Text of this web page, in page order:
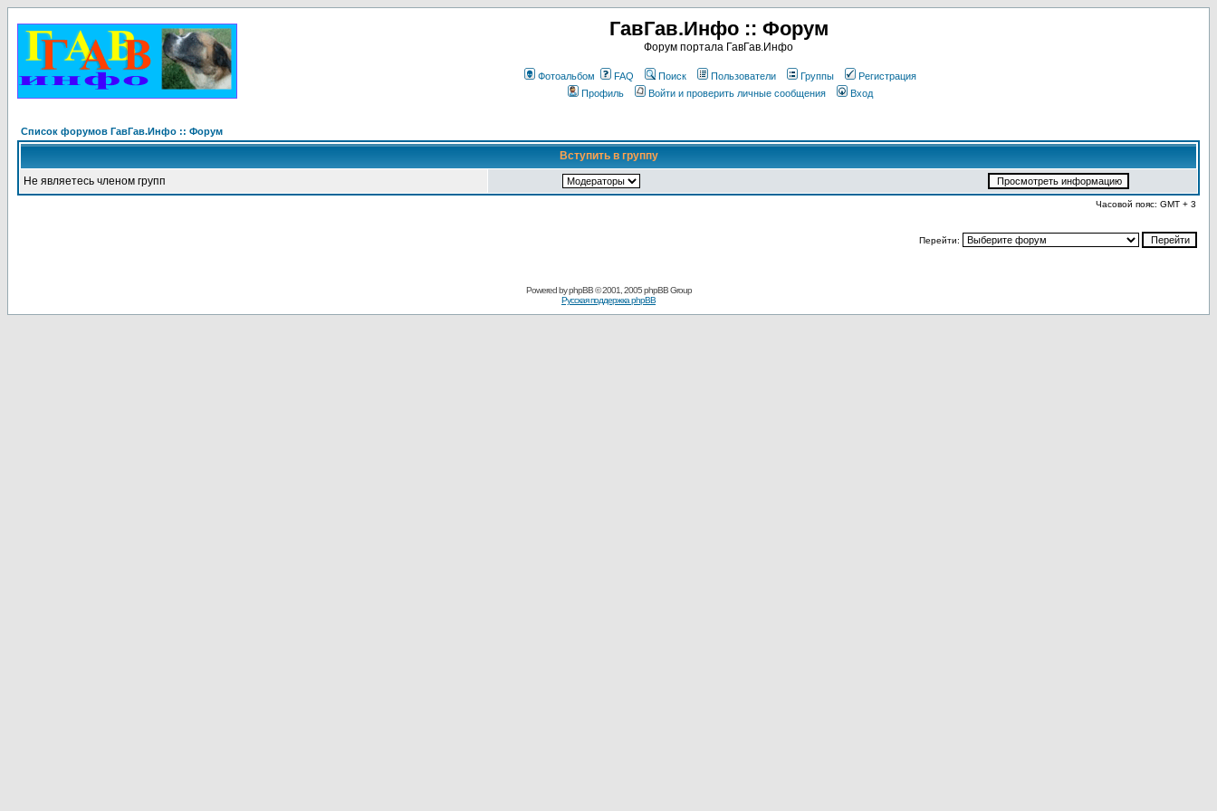
ГавГав.Инфо :: Форум
Форум портала ГавГав.Инфо
Фотоальбом FAQ Поиск Пользователи Группы
Регистрация
Профиль
Войти и проверить личные сообщения Вход
Список форумов ГавГав.Инфо :: Форум
Вступить в группу
Не являетесь членом групп
Часовой пояс: GMT + 3
Перейти:
Powered byphpBB© 2001, 2005 phpBB Group
Русская поддержка phpBB